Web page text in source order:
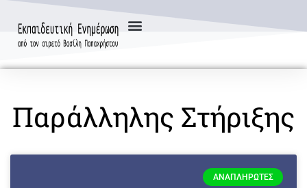
Παράλληλης Στήριξης
ΑΝΑΠΛΗΡΩΤΈΣ